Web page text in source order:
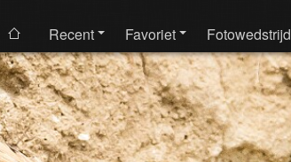
Recent Favoriet Fotowedstrijd